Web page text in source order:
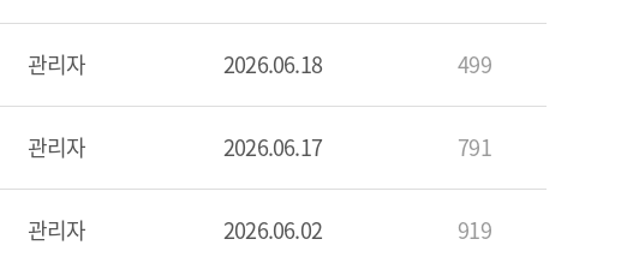
관리자 2026.06.18 499
관리자 2026.06.17 791
관리자 2026.06.02 919